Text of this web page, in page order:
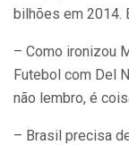
bilhões em 2014.
– Como ironizou
Futebol com Del
não lembro, é
– Brasil precisa